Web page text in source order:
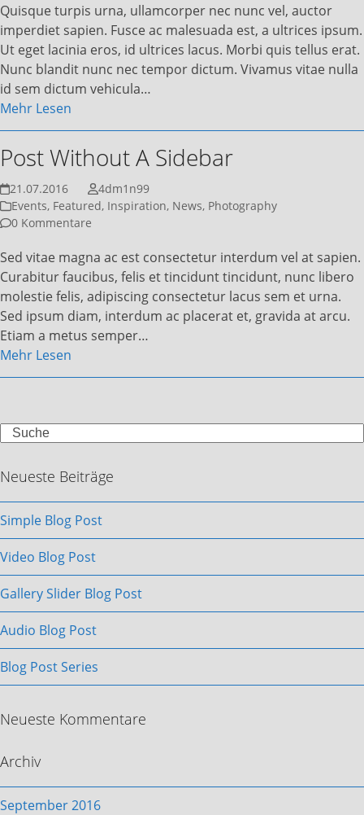
Quisque turpis urna, ullamcorper nec nunc vel, auctor
imperdiet sapien. Fusce ac malesuada est, a ultrices ipsum.
Ut eget lacinia eros, id ultrices lacus. Morbi quis tellus erat.
Nunc blandit nunc nec tempor dictum. Vivamus vitae nulla
id sem dictum vehicula…
Mehr Lesen
Post Without A Sidebar
21.07.2016
4dm1n99
Events, Featured, Inspiration, News, Photography
0 Kommentare
Sed vitae magna ac est consectetur interdum vel at sapien.
Curabitur faucibus, felis et tincidunt tincidunt, nunc libero
molestie felis, adipiscing consectetur lacus sem et urna.
Sed ipsum diam, interdum ac placerat et, gravida at arcu.
Etiam a metus semper…
Mehr Lesen
Search
Neueste Beiträge
Simple Blog Post
Video Blog Post
Gallery Slider Blog Post
Audio Blog Post
Blog Post Series
Neueste Kommentare
Archiv
September 2016